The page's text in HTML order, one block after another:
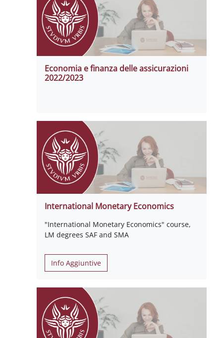
Economia e finanza delle assicurazioni
2022/2023
International Monetary Economics
"International Monetary Economics" course,
LM degrees SAF and SMA
Info Aggiuntive